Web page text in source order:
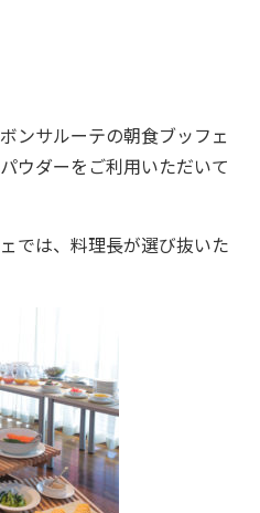
ンサルーテの朝食ブッフェ
ウダーをご利用いただいて
では、料理長が選び抜いた